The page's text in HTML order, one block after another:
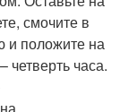
смочите в
и положите на
часа.